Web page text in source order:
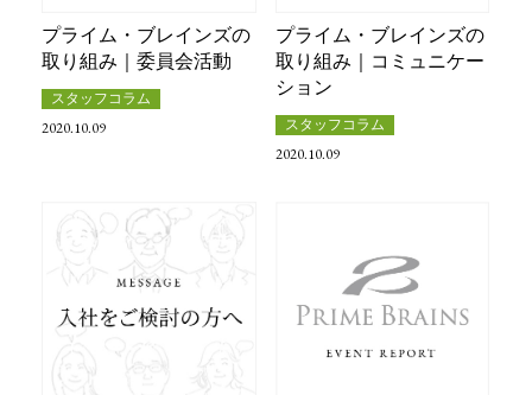
プライム・ブレインズの
取り組み｜委員会活動
スタッフコラム
2020.10.09
プライム・ブレインズの
取り組み｜コミュニケー
ション
スタッフコラム
2020.10.09